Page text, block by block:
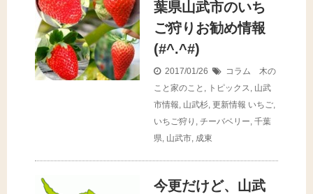
葉県山武市のいち
ご狩りお勧め情報
(#^.^#)
2017/01/26
コラム 木の
こと家のこと , トピックス, 山武
市情報, 山武杉, 更新情報 いちご,
いちご狩り , チーバベリー, 千葉
県, 山武市, 成東
今更だけど、山武